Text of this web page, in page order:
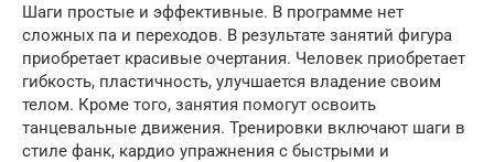
Шаги простые и эффективные. В программе нет
сложных па и переходов. В результате занятий фигура
приобретает красивые очертания. Человек приобретает
гибкость, пластичность, улучшается владение своим
телом. Кроме того, занятия помогут освоить
танцевальные движения. Тренировки включают шаги в
стиле фанк, кардио упражнения с быстрыми и